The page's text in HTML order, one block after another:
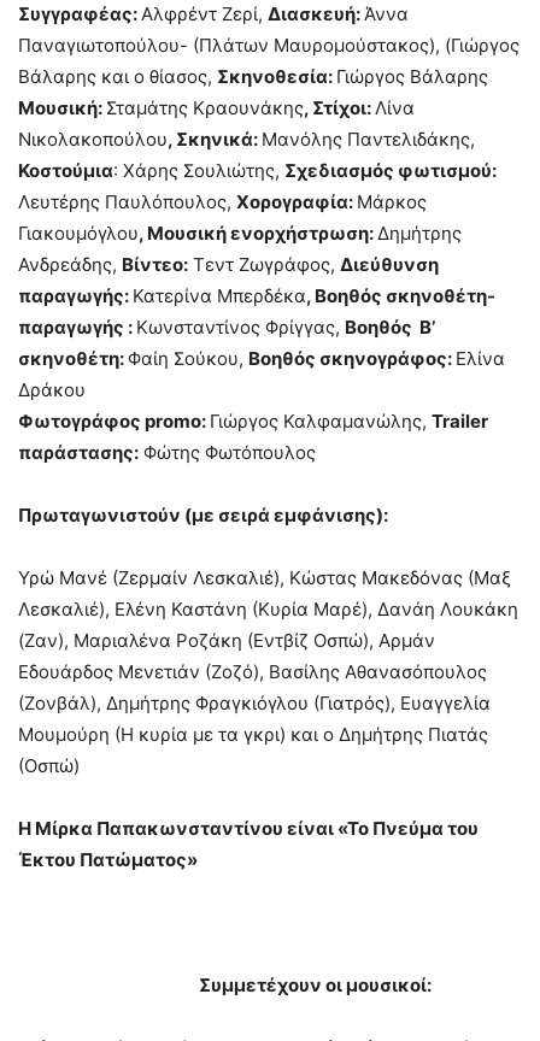
Συγγραφέας: Αλφρέντ Ζερί, Διασκευή: Άννα
Παναγιωτοπούλου- (Πλάτων Μαυρομούστακος), (Γιώργος
Βάλαρης και ο θίασος, Σκηνοθεσία: Γιώργος Βάλαρης
Μουσική: Σταμάτης Κραουνάκης, Στίχοι: Λίνα
Νικολακοπούλου, Σκηνικά: Μανόλης Παντελιδάκης,
Κοστούμια: Χάρης Σουλιώτης, Σχεδιασμός φωτισμού:
Λευτέρης Παυλόπουλος, Χορογραφία: Μάρκος
Γιακουμόγλου, Μουσική ενορχήστρωση: Δημήτρης
Ανδρεάδης, Βίντεο: Τεντ Ζωγράφος, Διεύθυνση
παραγωγής: Κατερίνα Μπερδέκα, Βοηθός σκηνοθέτη-
παραγωγής : Κωνσταντίνος Φρίγγας, Βοηθός Β’
σκηνοθέτη:Φαίη Σούκου, Βοηθός σκηνογράφος: Ελίνα
Δράκου
Φωτογράφος promo: Γιώργος Καλφαμανώλης, Trailer
παράστασης: Φώτης Φωτόπουλος
Πρωταγωνιστούν (με σειρά εμφάνισης):
Υρώ Μανέ (Ζερμαίν Λεσκαλιέ), Κώστας Μακεδόνας (Μαξ
Λεσκαλιέ), Ελένη Καστάνη (Κυρία Μαρέ), Δανάη Λουκάκη
(Ζαν), Μαριαλένα Ροζάκη (Εντβίζ Οσπώ), Αρμάν
Εδουάρδος Μενετιάν (Ζοζό), Βασίλης Αθανασόπουλος
(Ζονβάλ), Δημήτρης Φραγκιόγλου (Γιατρός), Ευαγγελία
Μουμούρη (Η κυρία με τα γκρι) και ο Δημήτρης Πιατάς
(Οσπώ)
Η Μίρκα Παπακωνσταντίνου είναι «Το Πνεύμα του
Έκτου Πατώματος»
Συμμετέχουν οι μουσικοί: